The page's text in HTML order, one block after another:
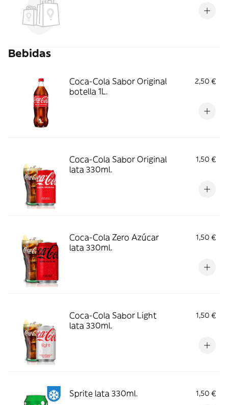
Bebidas
Coca-Cola Sabor Original
botella 1L.
2,50 €
Coca-Cola Sabor Original
lata 330ml.
1,50 €
Coca-Cola Zero Azúcar
lata 330ml.
1,50 €
Coca-Cola Sabor Light
lata 330ml.
1,50 €
Sprite lata 330ml. 1,50 €